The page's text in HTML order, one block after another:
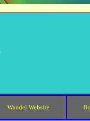
Wandel Website